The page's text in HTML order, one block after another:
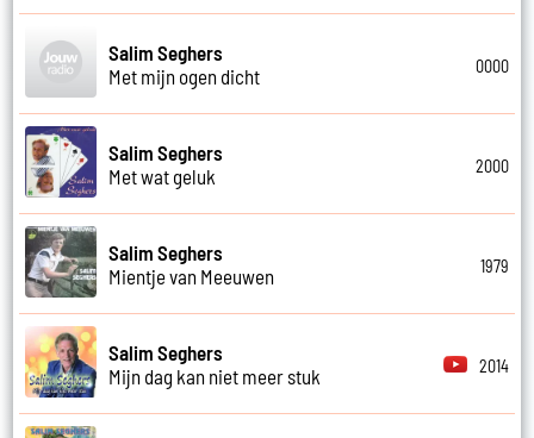
Salim Seghers
Met mijn ogen dicht
0000
Salim Seghers
Met wat geluk
2000
Salim Seghers
Mientje van Meeuwen
1979
Salim Seghers
Mijn dag kan niet meer stuk
2014